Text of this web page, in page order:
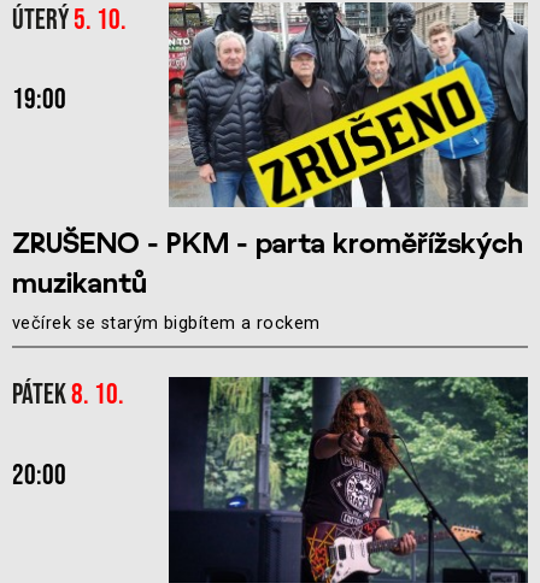
Úterý5. 10.
19:00
ZRUŠENO - PKM - parta kroměřížských
muzikantů
večírek se starým bigbítem a rockem
Pátek8. 10.
20:00